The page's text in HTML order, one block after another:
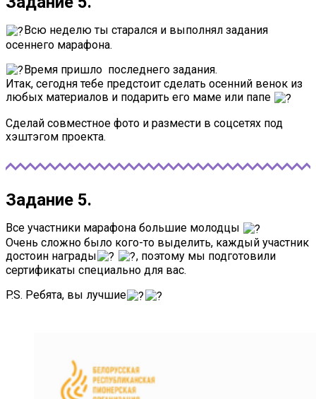
Всю неделю ты старался и выполнял задания
осеннего марафона.
Время пришло последнего задания.
Итак, сегодня тебе предстоит сделать осенний венок из
любых материалов и подарить его маме или папе
Сделай совместное фото и размести в соцсетях под
хэштэгом проекта.
Задание 5.
Все участники марафона большие молодцы
Очень сложно было кого-то выделить, каждый участник
достоин награды
, поэтому мы подготовили
сертификаты специально для вас.
P.S. Ребята, вы лучшие